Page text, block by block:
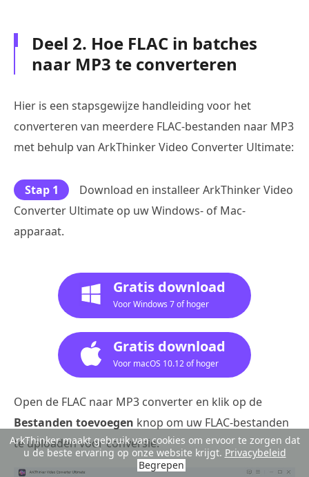
Deel 2. Hoe FLAC in batches
naar MP3 te converteren
Hier is een stapsgewijze handleiding voor het
converteren van meerdere FLAC-bestanden naar MP3
met behulp van ArkThinker Video Converter Ultimate:
Stap 1
Download en installeer ArkThinker Video
Converter Ultimate op uw Windows- of Mac-
apparaat.
Gratis download
Voor Windows 7 of hoger
Gratis download
Voor macOS 10.12 of hoger
Open de FLAC naar MP3 converter en klik op de
Bestanden toevoegen knop om uw FLAC-bestanden
te uploaden voor conversie.
ArkThinker maakt gebruik van cookies om ervoor te zorgen dat
u de beste ervaring op onze website krijgt. Privacybeleid
Begrepen